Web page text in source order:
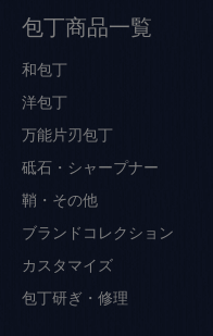
包丁商品一覧
和包丁
洋包丁
万能片刃包丁
砥石・シャープナー
鞘・その他
ブランドコレクション
カスタマイズ
包丁研ぎ・修理